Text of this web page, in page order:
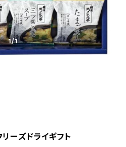
1/1
ーズドライギフト